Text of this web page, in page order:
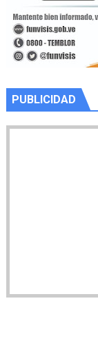
PUBLICIDAD